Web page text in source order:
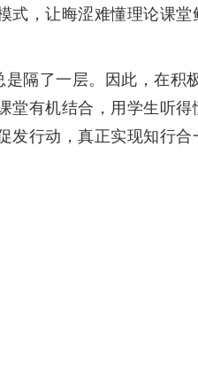
，让晦涩难懂理论课堂
隔了一层。因此，在积
堂有机结合，用学生听得
行动，真正实现知行合